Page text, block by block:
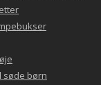
søde børn